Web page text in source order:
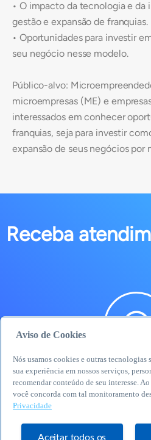
• O impacto da tecnologia e
gestão e expansão de franquias.
• Oportunidades para investir
seu negócio nesse modelo.
Público-alvo:
microempresas (ME) e
interessados em conhecer
franquias, seja para investir
expansão de seus negócios por
Receba
Aviso de Cookies
Nós usamos cookies e outras tecnologias
sua experiência em nossos serviços,
recomendar conteúdo de seu interesse.
você concorda com tal monitoramento
Privacidade
Aceitar todos os